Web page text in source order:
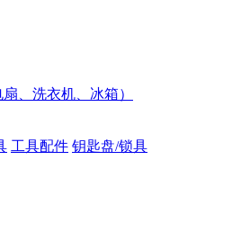
、洗衣机、冰箱）
工具配件 钥匙盘/锁具